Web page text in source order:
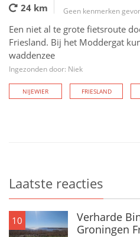
24 km Geen kenmerken
Een niet al te grote fietsroute
Friesland. Bij het Moddergat
waddenzee
Ingezonden door: Niek
NIJEWIER FRIESLAND
Laatste reacties
10
Verharde
Groningen